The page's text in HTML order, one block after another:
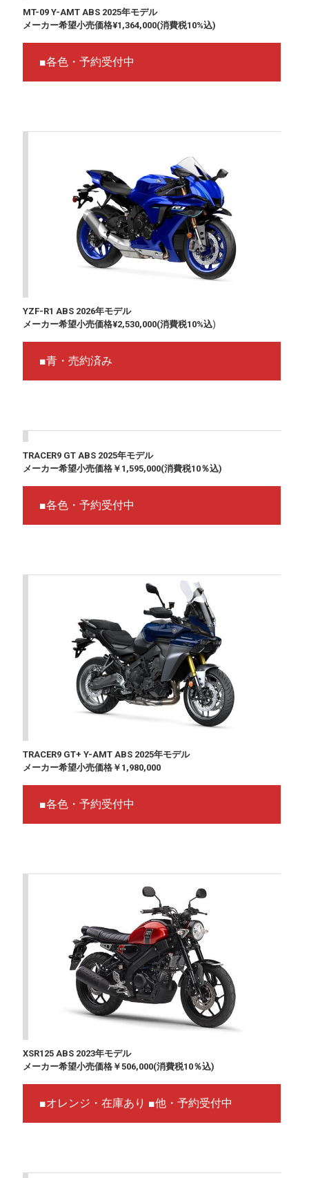
MT-09 Y-AMT ABS 2025年モデル
メーカー希望小売価格¥1,364,000(消費税10%込)
■各色・予約受付中
YZF-R1 ABS 2026年モデル
メーカー希望小売価格¥2,530,000(消費税10%込)
■青・売約済み
TRACER9 GT ABS 2025年モデル
メーカー希望小売価格￥1,595,000(消費税10％込)
■各色・予約受付中
TRACER9 GT+ Y-AMT ABS 2025年モデル
メーカー希望小売価格￥1,980,000
■各色・予約受付中
XSR125 ABS 2023年モデル
メーカー希望小売価格￥506,000(消費税10％込)
■オレンジ・在庫あり ■他・予約受付中